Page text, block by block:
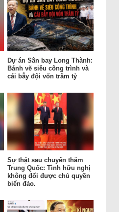
Dự án Sân bay Long Thành:
Bánh vẽ siêu công trình và
cái bẫy đội vốn trăm tỷ
Sự thật sau chuyến thăm
Trung Quốc: Tình hữu nghị
không đổi được chủ quyền
biển đảo.